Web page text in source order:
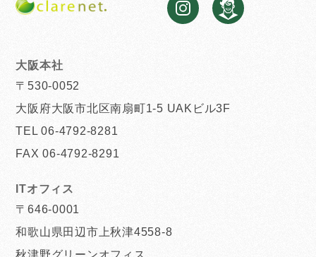
大阪本社
〒530-0052
大阪府大阪市北区南扇町1-5 UAKビル3F
TEL 06-4792-8281
FAX 06-4792-8291
ITオフィス
〒646-0001
和歌山県田辺市上秋津4558-8
秋津野グリーンオフィス